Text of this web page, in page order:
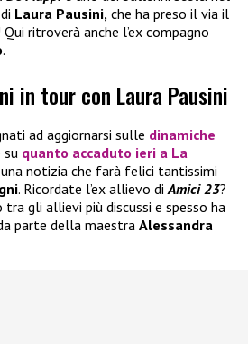
Laura Pausini, che ha preso il via il
ritroverà anche l’ex compagno
.
in tour con Laura Pausini
ad aggiornarsi sulle dinamiche
su quanto accaduto ieri a La
notizia che farà felici tantissimi
. Ricordate l’ex allievo diAmici 23?
gli allievi più discussi e spesso ha
parte della maestra Alessandra